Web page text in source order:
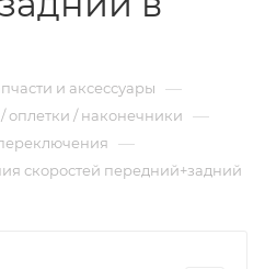
и аксессуары —
оплетки / наконечники —
—
скоростей передний+задний